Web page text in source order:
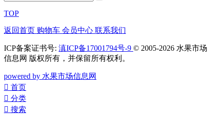
TOP
返回首页 购物车 会员中心 联系我们
ICP备案证书号: 滇ICP备17001794号-9 © 2005-2026 水果市场
信息网 版权所有，并保留所有权利。
powered by 水果市场信息网
󰀁 首页
󰀂 分类
󰀃 搜索